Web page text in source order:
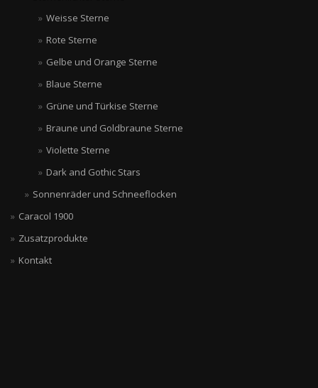
Weisse Sterne
Rote Sterne
Gelbe und Orange Sterne
Blaue Sterne
Grüne und Türkise Sterne
Braune und Goldbraune Sterne
Violette Sterne
Dark and Gothic Stars
Sonnenräder und Schneeflocken
Caracol 1900
Zusatzprodukte
Kontakt